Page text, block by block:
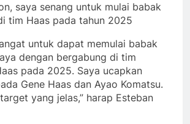
saya senang untuk mulai babak
tim Haas pada tahun 2025
untuk dapat memulai babak
dengan bergabung di tim
pada 2025. Saya ucapkan
Gene Haas dan Ayao Komatsu.
yang jelas,” harap Esteban